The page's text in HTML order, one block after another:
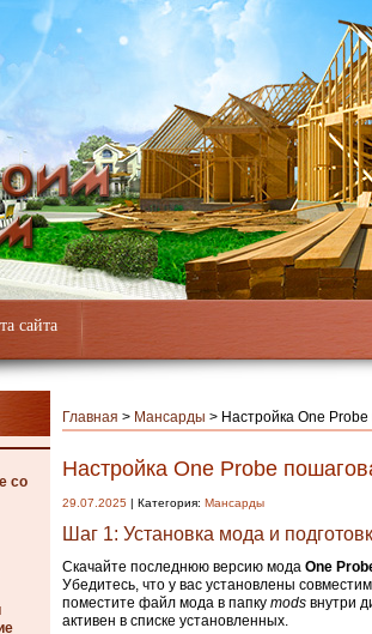
сайта
со
Главная > Мансарды > Настройка One
Настройка One Probe
29.07.2025 | Категория: Мансарды
Шаг 1: Установка мода и
Скачайте последнюю версию мода One
Убедитесь, что у вас установлены
поместите файл мода в папку mods внутри
активен в списке установленных.